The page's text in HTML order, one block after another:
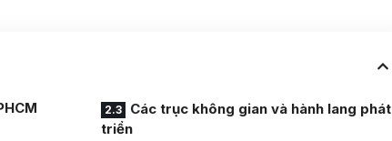
Các trục không gian và hành lang phát
triển